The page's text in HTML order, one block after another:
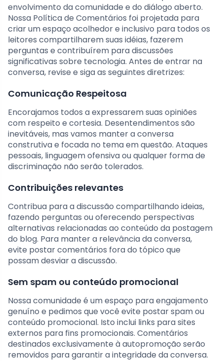
envolvimento da comunidade e do diálogo aberto.
Nossa Política de Comentários foi projetada para
criar um espaço acolhedor e inclusivo para todos os
leitores compartilharem suas idéias, fazerem
perguntas e contribuírem para discussões
significativas sobre tecnologia. Antes de entrar na
conversa, revise e siga as seguintes diretrizes:
Comunicação Respeitosa
Encorajamos todos a expressarem suas opiniões
com respeito e cortesia. Desentendimentos são
inevitáveis, mas vamos manter a conversa
construtiva e focada no tema em questão. Ataques
pessoais, linguagem ofensiva ou qualquer forma de
discriminação não serão tolerados.
Contribuições relevantes
Contribua para a discussão compartilhando ideias,
fazendo perguntas ou oferecendo perspectivas
alternativas relacionadas ao conteúdo da postagem
do blog. Para manter a relevância da conversa,
evite postar comentários fora do tópico que
possam desviar a discussão.
Sem spam ou conteúdo promocional
Nossa comunidade é um espaço para engajamento
genuíno e pedimos que você evite postar spam ou
conteúdo promocional. Isto inclui links para sites
externos para fins promocionais. Comentários
destinados exclusivamente à autopromoção serão
removidos para garantir a integridade da conversa.